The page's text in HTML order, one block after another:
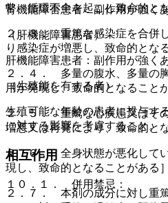
腎機能障害患者：副作用が強く
（肝機能障害患者）
肝機能障害患者：副作用が強く
（生殖能を有する者）
生殖可能な年齢の患者に投与す
に対する影響を考慮すること。
相互作用
１０．１． 併用禁忌：
常、循環不全を起こし致命的と
２．３． 重篤な感染症を合併
り感染症が増悪し、致命的とな
２．４． 多量の腹水、多量の
用が発現し、致命的となること
２．５． 重篤な心疾患又はそ
増悪又は再発により、致命的と
２．６． 全身状態が悪化して
現し、致命的となることがある］
２．７． 本剤の成分に対し重